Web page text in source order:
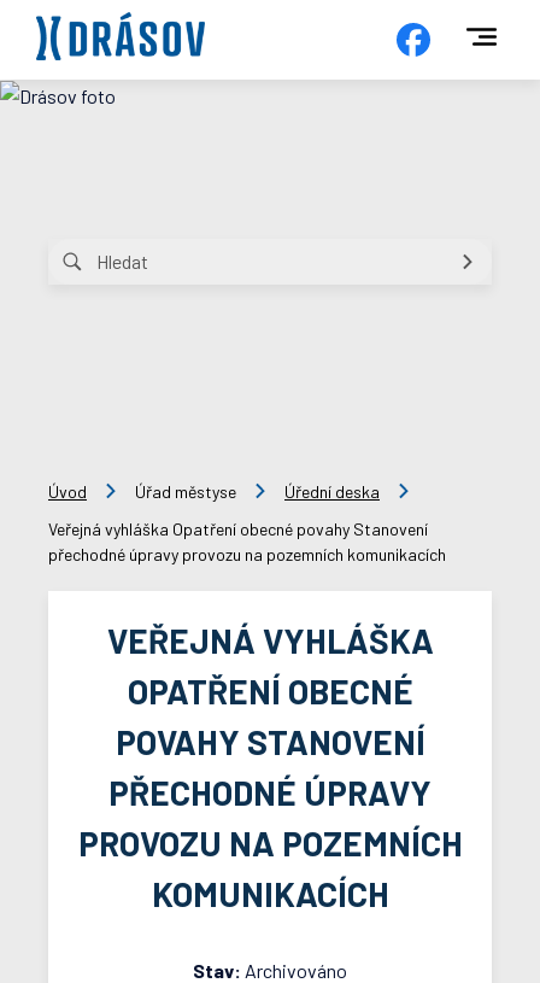
Úvod Úřad městyse
Úřední deska
Veřejná vyhláška Opatření obecné povahy Stanovení
přechodné úpravy provozu na pozemních komunikacích
VEŘEJNÁ VYHLÁŠKA
OPATŘENÍ OBECNÉ
POVAHY STANOVENÍ
PŘECHODNÉ ÚPRAVY
PROVOZU NA POZEMNÍCH
KOMUNIKACÍCH
Stav: Archivováno